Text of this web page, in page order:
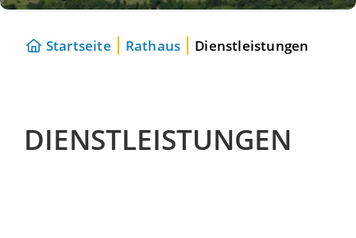
Startseite Rathaus Dienstleistungen
DIENSTLEISTUNGEN